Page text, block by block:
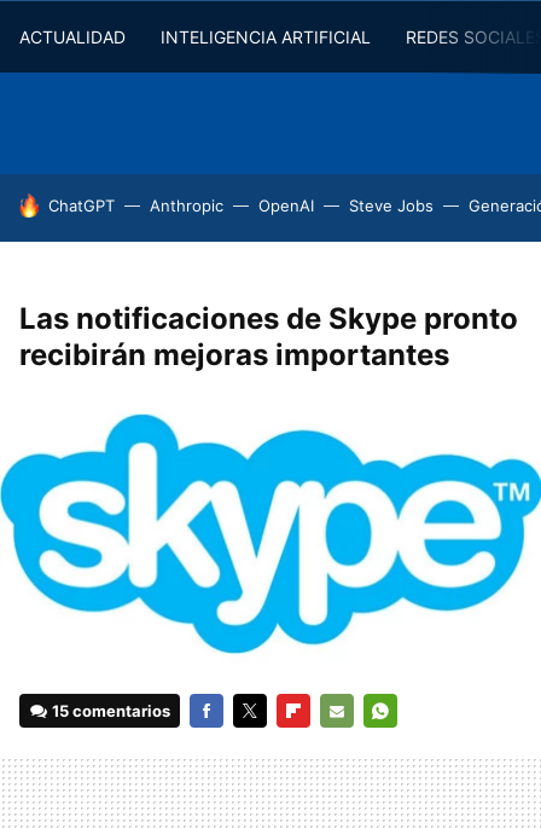
ACTUALIDAD INTELIGENCIA ARTIFICIAL REDES
HOY SE HABLA DE
ChatGPT Anthropic OpenAI Steve Jobs
Las notificaciones de Skype pronto
recibirán mejoras importantes
15 comentarios
MAIL